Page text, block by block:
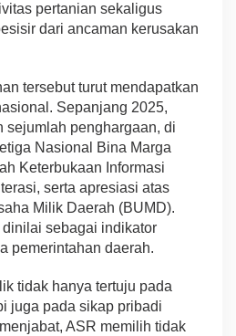
pertanian sekaligus
dari ancaman kerusakan
tersebut turut mendapatkan
Sepanjang 2025,
sejumlah penghargaan, di
Nasional Bina Marga
Keterbukaan Informasi
serta apresiasi atas
Milik Daerah (BUMD).
sebagai indikator
pemerintahan daerah.
tidak hanya tertuju pada
juga pada sikap pribadi
ASR memilih tidak